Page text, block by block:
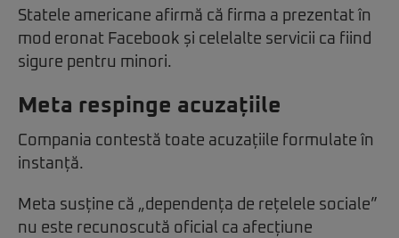
Statele americane afirmă că firma a prezentat în
mod eronat Facebook și celelalte servicii ca fiind
sigure pentru minori.
Meta respinge acuzațiile
Compania contestă toate acuzațiile formulate în
instanță.
Meta susține că „dependența de rețelele sociale”
nu este recunoscută oficial ca afecțiune